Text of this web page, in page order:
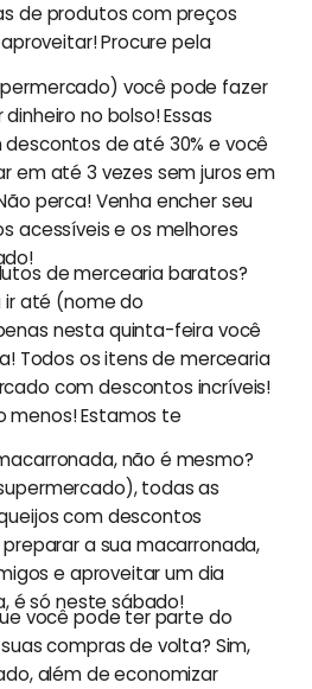
de produtos com preços
Procure pela
você pode fazer
no bolso! Essas
de até 30% e você
em até 3 vezes sem juros em
perca! Venha encher seu
acessíveis e os melhores
de mercearia baratos?
ir até (nome do
nesta quinta-feira você
Todos os itens de mercearia
com descontos incríveis!
menos! Estamos te
não é mesmo?
todas as
com descontos
a sua macarronada,
e aproveitar um dia
é só neste sábado!
você pode ter parte do
compras de volta? Sim,
além de economizar